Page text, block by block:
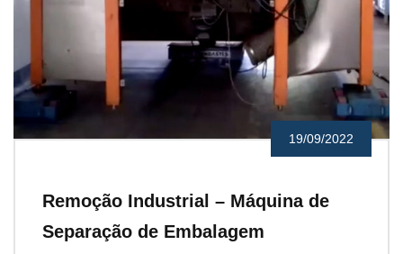
19/09/2022
Remoção Industrial – Máquina de
Separação de Embalagem